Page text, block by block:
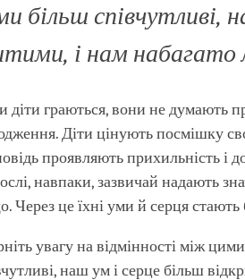
більш співчутливі,
і нам набагато
діти граються, вони не думають
Діти цінують посмішку
проявляють прихильність і
навпаки, зазвичай надають
Через це їхні уми й серця
увагу на відмінності між
наш ум і серце більш